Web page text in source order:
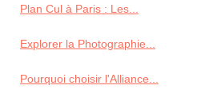
Plan Cul à Paris : Les...
Explorer la Photographie...
Pourquoi choisir l'Alliance...